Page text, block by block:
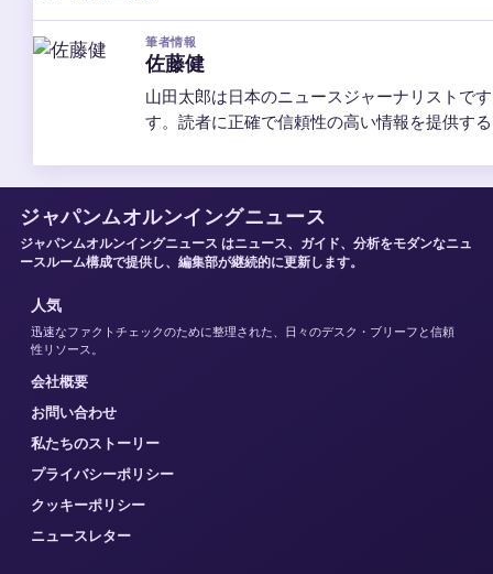
筆者情報
佐藤健
山田太郎は日本のニュースジャーナリストで
す。読者に正確で信頼性の高い情報を提供す
ジャパンムオルンイングニュース
ジャパンムオルンイングニュース はニュース、ガイド、分析をモダンなニュ
ースルーム構成で提供し、編集部が継続的に更新します。
人気
迅速なファクトチェックのために整理された、日々のデスク・ブリーフと信頼
性リソース。
会社概要
お問い合わせ
私たちのストーリー
プライバシーポリシー
クッキーポリシー
ニュースレター